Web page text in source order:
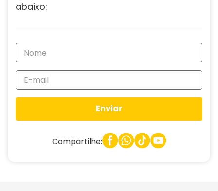
abaixo:
Enviar
Compartilhe: